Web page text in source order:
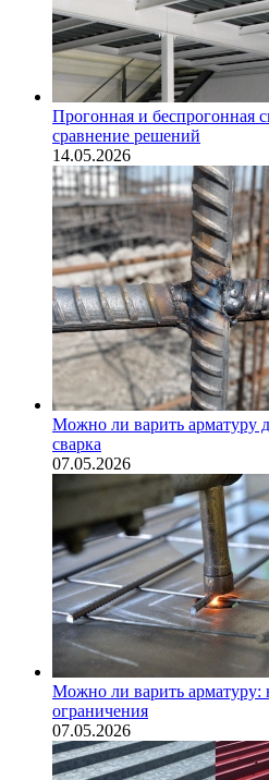
Прогонная и беспрогонная
сравнение решений
14.05.2026
Можно ли варить арматуру
сварка
07.05.2026
Можно ли варить арматуру:
ограничения
07.05.2026